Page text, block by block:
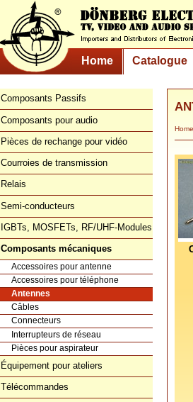
Home Catalogue
Composants Passifs
Composants pour audio
Pièces de rechange pour vidéo
Courroies de transmission
Relais
Semi-conducteurs
IGBTs, MOSFETs, RF/UHF-Modules
Composants mécaniques
Accessoires pour antenne
Accessoires pour téléphone
Antennes
Câbles
Connecteurs
Interrupteurs de réseau
Pièces pour aspirateur
Équipement pour ateliers
Télécommandes
Home